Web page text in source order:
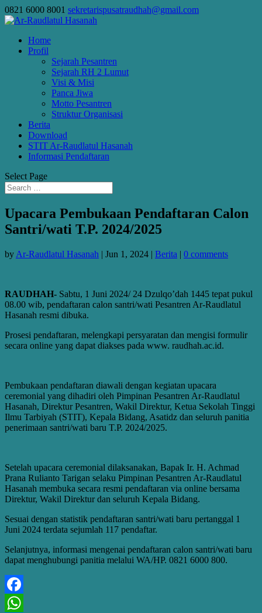
0821 6000 8001 sekretarispusatraudhah@gmail.com
Home
Profil
Sejarah Pesantren
Sejarah RH 2 Lumut
Visi & Misi
Panca Jiwa
Motto Pesantren
Struktur Organisasi
Berita
Download
STIT Ar-Raudlatul Hasanah
Informasi Pendaftaran
Select Page
Upacara Pembukaan Pendaftaran Calon
Santri/wati T.P. 2024/2025
by Ar-Raudlatul Hasanah | Jun 1, 2024 | Berita | 0 comments
RAUDHAH- Sabtu, 1 Juni 2024/ 24 Dzulqo’dah 1445 tepat pukul
08.00 wib, pendaftaran calon santri/wati Pesantren Ar-Raudlatul
Hasanah resmi dibuka.
Prosesi pendaftaran, melengkapi persyaratan dan mengisi formulir
secara online yang dapat diakses pada www. raudhah.ac.id.
Pembukaan pendaftaran diawali dengan kegiatan upacara
ceremonial yang dihadiri oleh Pimpinan Pesantren Ar-Raudlatul
Hasanah, Direktur Pesantren, Wakil Direktur, Ketua Sekolah Tinggi
Ilmu Tarbiyah (STIT), Kepala Bidang, Asatidz dan seluruh panitia
penerimaan santri/wati baru T.P. 2024/2025.
Setelah upacara ceremonial dilaksanakan, Bapak Ir. H. Achmad
Prana Rulianto Tarigan selaku Pimpinan Pesantren Ar-Raudlatul
Hasanah membuka secara resmi pendaftaran via online bersama
Direktur, Wakil Direktur dan seluruh Kepala Bidang.
Sesuai dengan statistik pendaftaran santri/wati baru pertanggal 1
Juni 2024 terdata sejumlah 117 pendaftar.
Selanjutnya, informasi mengenai pendaftaran calon santri/wati baru
dapat menghubungi panitia melalui WA/HP. 0821 6000 800.
Facebook